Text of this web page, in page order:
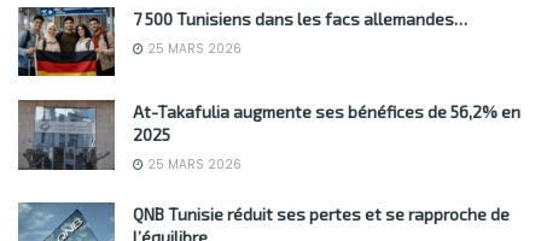
7 500 Tunisiens dans les facs allemandes…
25 MARS 2026
At-Takafulia augmente ses bénéfices de 56,2% en
2025
25 MARS 2026
QNB Tunisie réduit ses pertes et se rapproche de